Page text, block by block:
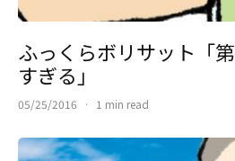
ふっくらボリサット「
すぎる」
05/25/2016 · 1 min read